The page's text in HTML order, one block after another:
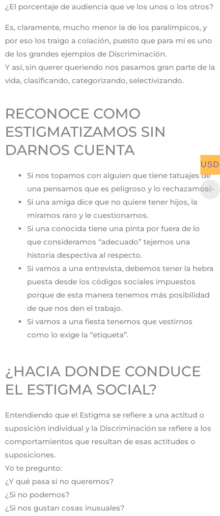
¿El porcentaje de audiencia que ve los unos o los otros?
Es, claramente, mucho menor la de los paralímpicos, y
por eso los traigo a colación, puesto que para mí es uno
de los grandes ejemplos de Discriminación.
Y así, sin querer queriendo nos pasamos gran parte de la
vida, clasificando, categorizando, selectivizando.
RECONOCE COMO
ESTIGMATIZAMOS SIN
DARNOS CUENTA
Si nos topamos con alguien que tiene tatuajes de
una pensamos que es peligroso y lo rechazamos.
Si una amiga dice que no quiere tener hijos, la
miramos raro y le cuestionamos.
Si una conocida tiene una pinta por fuera de lo
que consideramos “adecuado” tejemos una
historia despectiva al respecto.
Si vamos a una entrevista, debemos tener la hebra
puesta desde los códigos sociales impuestos
porque de esta manera tenemos más posibilidad
de que nos den el trabajo.
Si vamos a una fiesta tenemos que vestirnos
como lo exige la “etiqueta”.
¿HACIA DONDE CONDUCE
EL ESTIGMA SOCIAL?
Entendiendo que el Estigma se refiere a una actitud o
suposición individual y la Discriminación se refiere a los
comportamientos que resultan de esas actitudes o
suposiciones.
Yo te pregunto:
¿Y qué pasa si no queremos?
¿Si no podemos?
¿Si nos gustan cosas inusuales?
USD